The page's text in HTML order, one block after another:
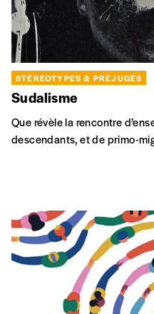
STÉRÉOTYPES & PRÉJUGÉS
Sudalisme
Que révèle la rencontre
descendants, et de primo-